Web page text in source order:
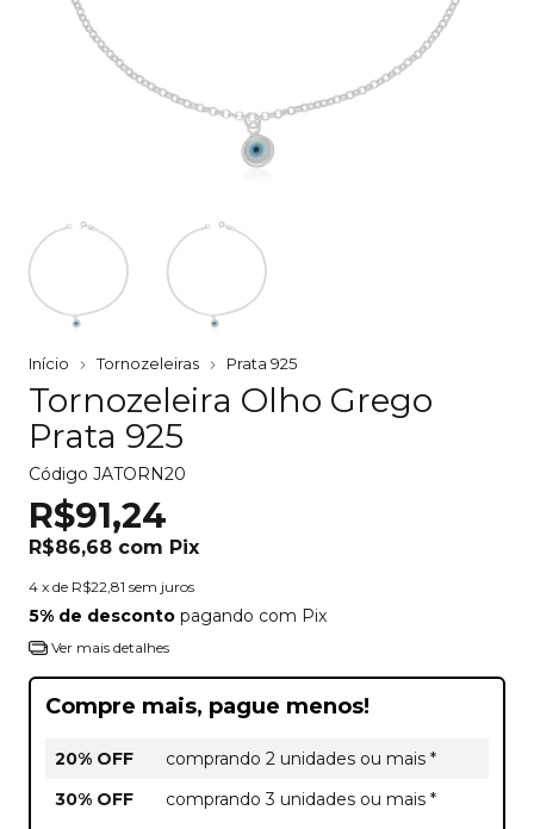
Início Tornozeleiras Prata 925
Tornozeleira Olho Grego
Prata 925
Código JATORN20
R$91,24
R$86,68 com Pix
4 x de R$22,81 sem juros
5% de desconto pagando com Pix
Ver mais detalhes
Compre mais, pague menos!
20% OFF
comprando 2 unidades ou mais *
30% OFF
comprando 3 unidades ou mais *